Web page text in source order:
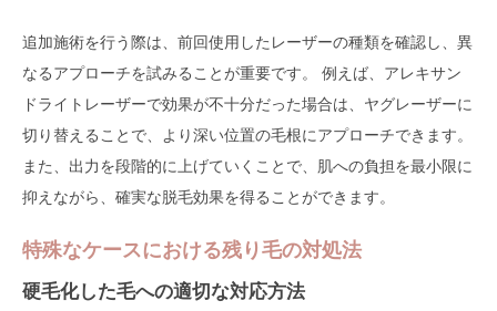
追加施術を行う際は、前回使用したレーザーの種類を確認し、異
なるアプローチを試みることが重要です。 例えば、アレキサン
ドライトレーザーで効果が不十分だった場合は、ヤグレーザーに
切り替えることで、より深い位置の毛根にアプローチできます。
また、出力を段階的に上げていくことで、肌への負担を最小限に
抑えながら、確実な脱毛効果を得ることができます。
特殊なケースにおける残り毛の対処法
硬毛化した毛への適切な対応方法